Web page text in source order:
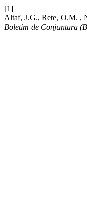
[1]
Altaf, J.G., Rete, O.M.
Boletim de Conjuntura